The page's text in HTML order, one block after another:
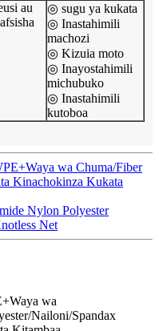
au
◎ sugu ya kukata
◎ Inastahimili
machozi
◎ Kizuia moto
◎ Inayostahimili
michubuko
◎ Inastahimili
kutoboa
wa Chuma/Fiber
Kinachokinza Kukata
Nylon Polyester
Net